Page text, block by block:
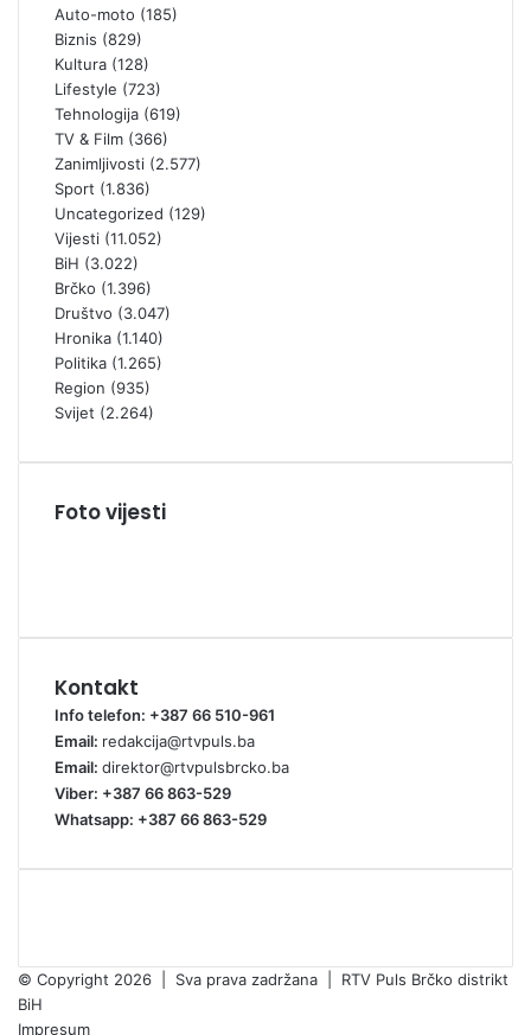
Auto-moto (185)
Biznis (829)
Kultura (128)
Lifestyle (723)
Tehnologija (619)
TV & Film (366)
Zanimljivosti (2.577)
Sport (1.836)
Uncategorized (129)
Vijesti (11.052)
BiH (3.022)
Brčko (1.396)
Društvo (3.047)
Hronika (1.140)
Politika (1.265)
Region (935)
Svijet (2.264)
Foto vijesti
Kontakt
Info telefon: +387 66 510-961
Email: redakcija@rtvpuls.ba
Email: direktor@rtvpulsbrcko.ba
Viber: +387 66 863-529
Whatsapp: +387 66 863-529
© Copyright 2026 | Sva prava zadržana | RTV Puls Brčko distrikt
BiH
Impresum